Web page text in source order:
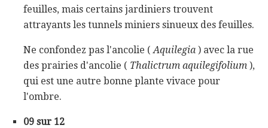
feuilles, mais certains jardiniers trouvent
attrayants les tunnels miniers sinueux des feuilles.
Ne confondez pas l'ancolie ( Aquilegia ) avec la rue
des prairies d'ancolie ( Thalictrum aquilegifolium ),
qui est une autre bonne plante vivace pour
l'ombre.
09 sur 12